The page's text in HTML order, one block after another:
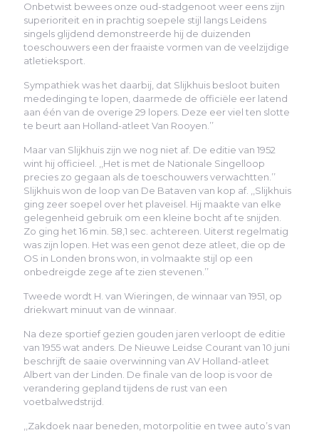
Onbetwist bewees onze oud-stadgenoot weer eens zijn
superioriteit en in prachtig soepele stijl langs Leidens
singels glijdend demonstreerde hij de duizenden
toeschouwers een der fraaiste vormen van de veelzijdige
atletieksport.
Sympathiek was het daarbij, dat Slijkhuis besloot buiten
mededinging te lopen, daarmede de officiële eer latend
aan één van de overige 29 lopers. Deze eer viel ten slotte
te beurt aan Holland-atleet Van Rooyen.’’
Maar van Slijkhuis zijn we nog niet af. De editie van 1952
wint hij officieel. ,,Het is met de Nationale Singelloop
precies zo gegaan als de toeschouwers verwachtten.’’
Slijkhuis won de loop van De Bataven van kop af. ,,Slijkhuis
ging zeer soepel over het plaveisel. Hij maakte van elke
gelegenheid gebruik om een kleine bocht af te snijden.
Zo ging het 16 min. 58,1 sec. achtereen. Uiterst regelmatig
was zijn lopen. Het was een genot deze atleet, die op de
OS in Londen brons won, in volmaakte stijl op een
onbedreigde zege af te zien stevenen.’’
Tweede wordt H. van Wieringen, de winnaar van 1951, op
driekwart minuut van de winnaar.
Na deze sportief gezien gouden jaren verloopt de editie
van 1955 wat anders. De Nieuwe Leidse Courant van 10 juni
beschrijft de saaie overwinning van AV Holland-atleet
Albert van der Linden. De finale van de loop is voor de
verandering gepland tijdens de rust van een
voetbalwedstrijd.
,,Zakdoek naar beneden, motorpolitie en twee auto’s van